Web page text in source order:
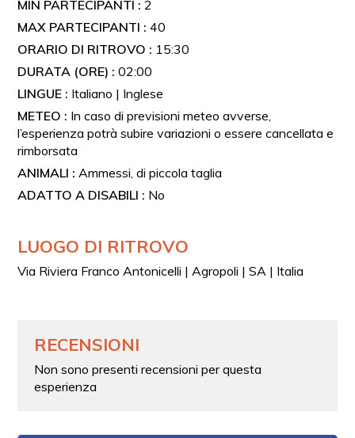
MIN PARTECIPANTI :2
MAX PARTECIPANTI :40
ORARIO DI RITROVO : 15:30
DURATA (ORE) :02:00
LINGUE : Italiano | Inglese
METEO : In caso di previsioni meteo avverse,
l’esperienza potrà subire variazioni o essere cancellata e
rimborsata
ANIMALI : Ammessi, di piccola taglia
ADATTO A DISABILI : No
LUOGO DI RITROVO
Via Riviera Franco Antonicelli | Agropoli | SA | Italia
RECENSIONI
Non sono presenti recensioni per questa
esperienza